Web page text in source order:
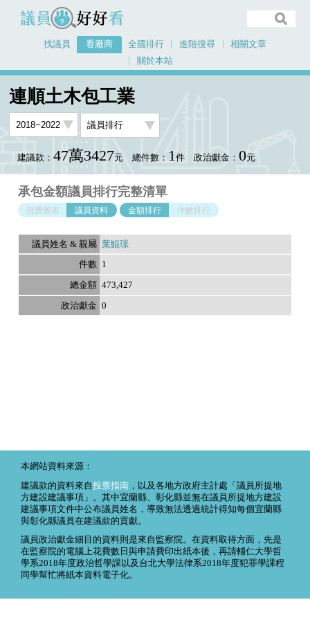
議員好好看
找議員 看廠商 全國排行 進階搜尋
相關文章
關於本站
連順土木包工業
建議款： 47萬3427元 總件數： 1件 政治獻金： 0元
承包金額議員排行完整清單
視覺圖表 議員資料 金額排行 件數排行
葉鯤璟
1
473,427
0
本網站資料來源：
建議款的資料來自投票指南 ，以及各地方政府主計處「議員所提地
方建設建議事項」。其中宜蘭縣、彰化縣並無在議員所提地方建設
建議事項文件中公布議員姓名，導致無法透過統計得知每個宜蘭縣
與彰化縣議員在建議款的貢獻。
議員政治獻金細目的資料則是來自監察院。在資料取得方面，先是
在監察院的電腦上花費數日與申請費印出紙本後，再請輔仁大學哲
學系2018年度政治哲學課以及台北大學法律系2018年度犯罪學課程
同學幫忙將紙本資料電子化。